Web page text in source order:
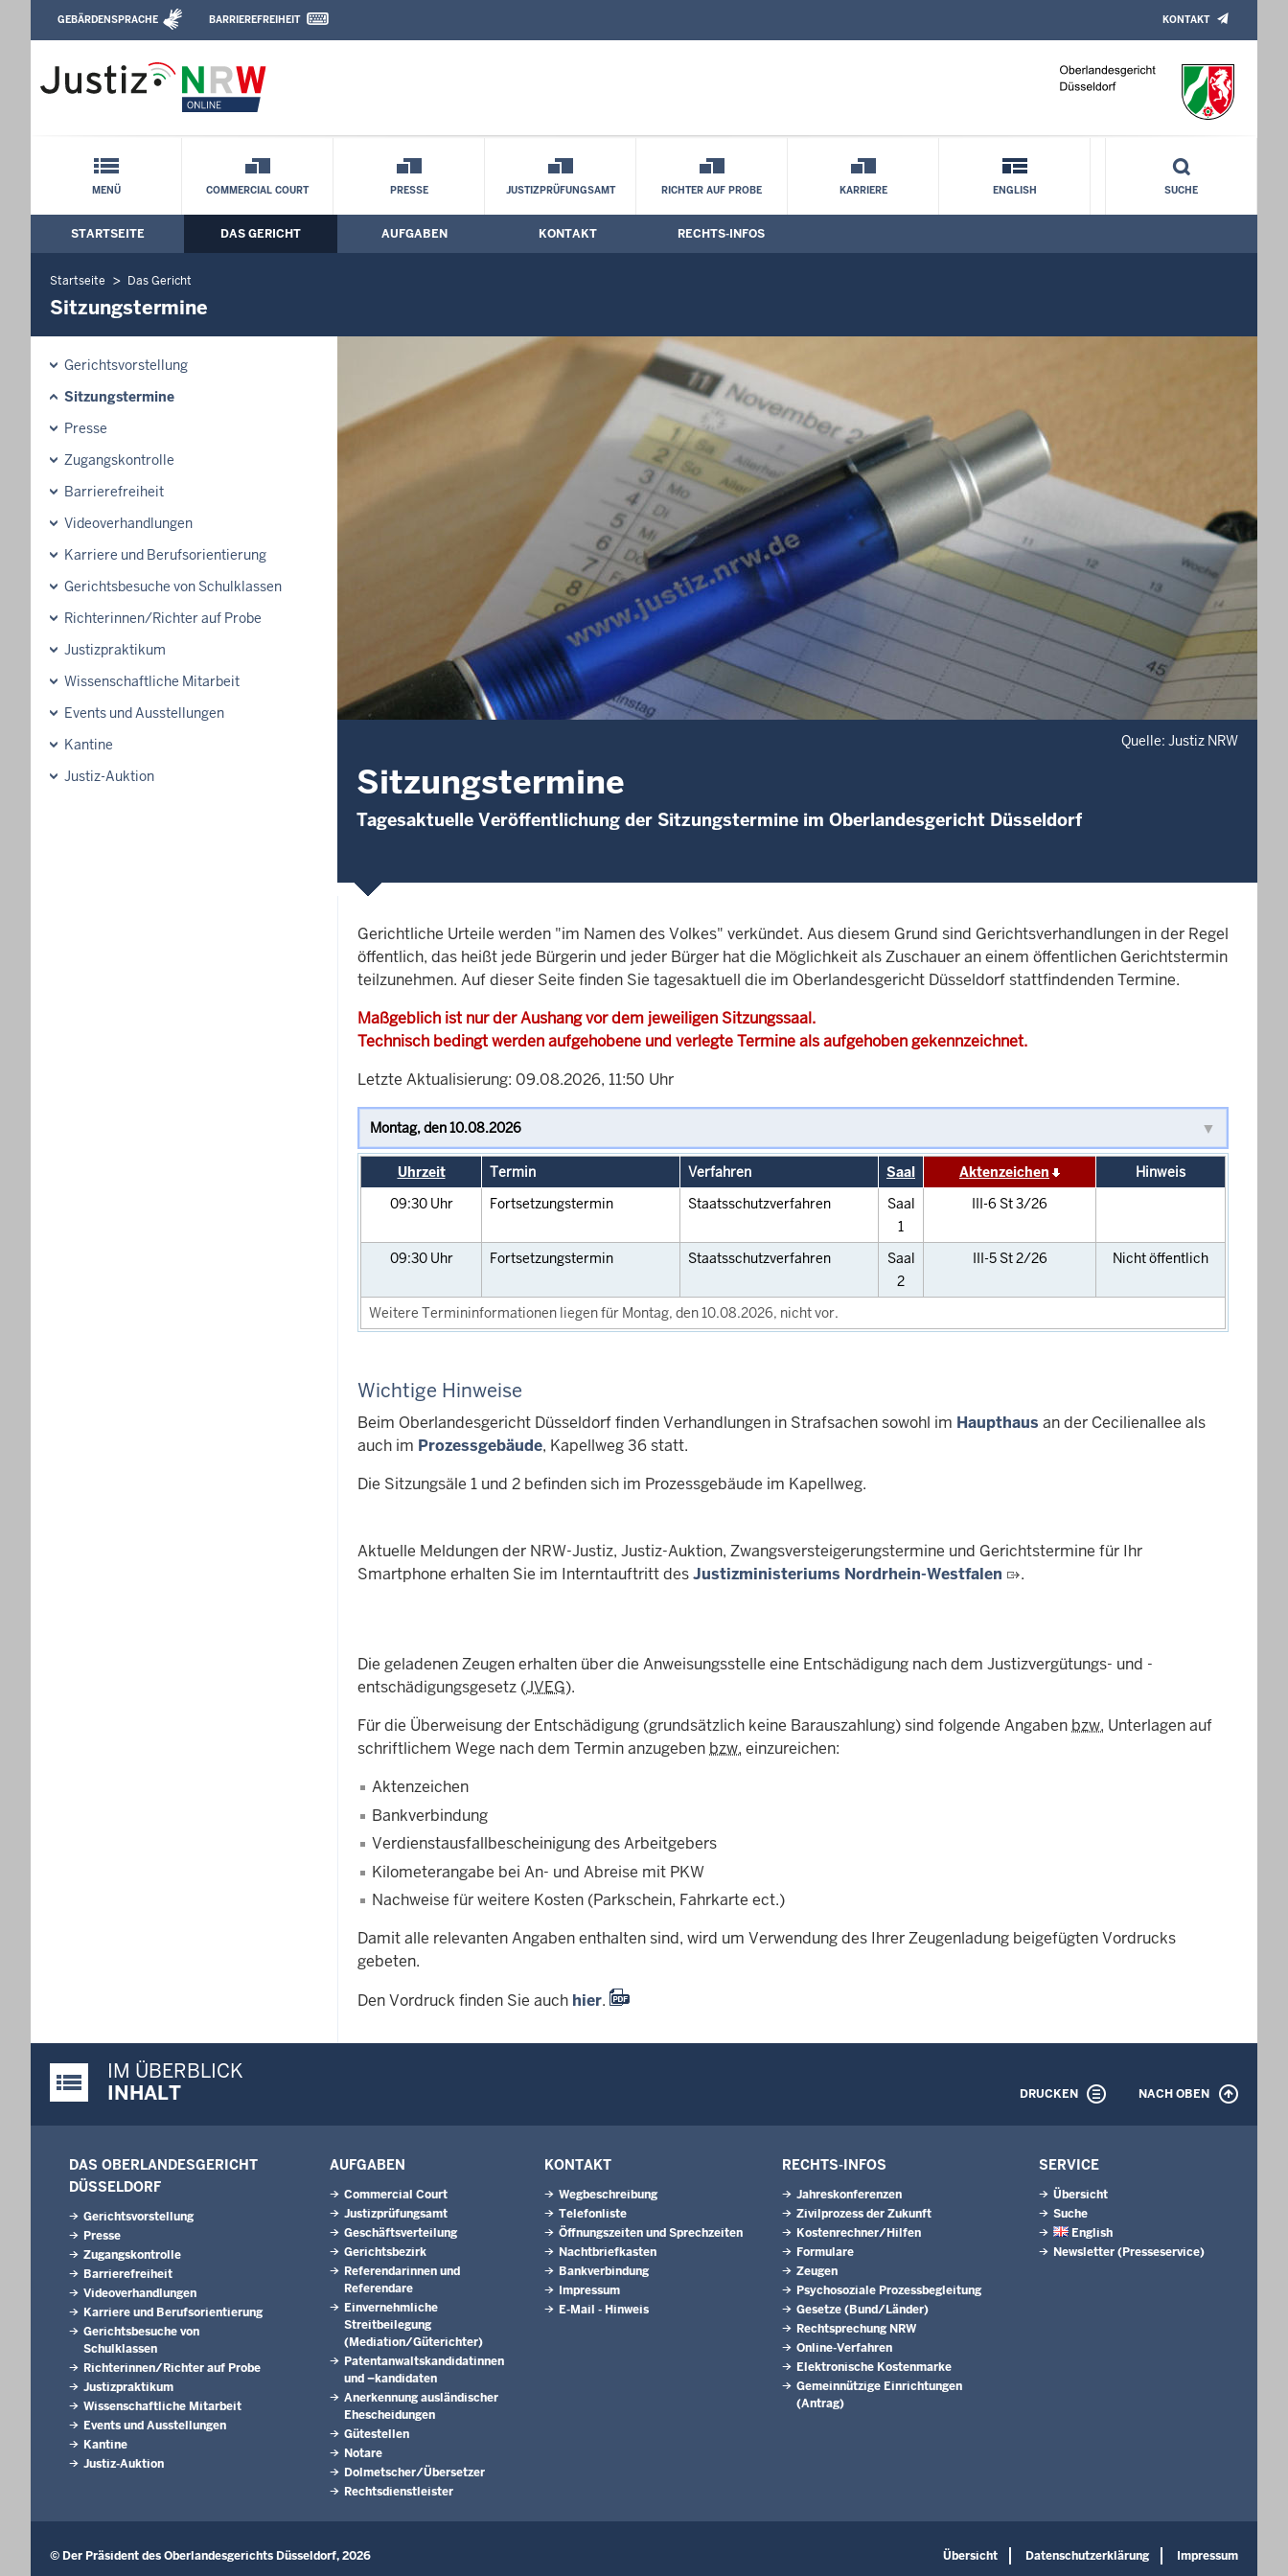
Oberlandesgericht Düsseldorf: Sitzungstermine
Direkt zum Inhalt
Leichte Sprache, Gebärdensprachenvideo und Kontaktformular
GEBÄRDENSPRACHE BARRIEREFREIHEIT KONTAKT
Schnellnavigation mit Volltext-Suche
MENÜ COMMERCIAL COURT PRESSE JUSTIZPRÜFUNGSAMT RICHTER AUF PROBE KARRIERE ENGLISH SUCHE
Hauptmenü: Hauptnavigation
STARTSEITE DAS GERICHT AUFGABEN KONTAKT RECHTS-INFOS
Startseite Das Gericht
Sitzungstermine
Gerichtsvorstellung
Sitzungstermine
Presse
Zugangskontrolle
Barrierefreiheit
Videoverhandlungen
Karriere und Berufsorientierung
Gerichtsbesuche von Schulklassen
Richterinnen/Richter auf Probe
Justizpraktikum
Wissenschaftliche Mitarbeit
Events und Ausstellungen
Kantine
Justiz-Auktion
Quelle: Justiz NRW
Sitzungstermine
Tagesaktuelle Veröffentlichung der Sitzungstermine im Oberlandesgericht Düsseldorf
Gerichtliche Urteile werden "im Namen des Volkes" verkündet. Aus diesem Grund sind Gerichtsverhandlungen in der Regel
öffentlich, das heißt jede Bürgerin und jeder Bürger hat die Möglichkeit als Zuschauer an einem öffentlichen Gerichtstermin
teilzunehmen. Auf dieser Seite finden Sie tagesaktuell die im Oberlandesgericht Düsseldorf stattfindenden Termine.
Maßgeblich ist nur der Aushang vor dem jeweiligen Sitzungssaal.
Technisch bedingt werden aufgehobene und verlegte Termine als aufgehoben gekennzeichnet.
Letzte Aktualisierung: 09.08.2026, 11:50 Uhr
Uhrzeit Termin Verfahren Saal Aktenzeichen
Hinweis
09:30 Uhr Fortsetzungstermin Staatsschutzverfahren
Saal
1
III-6 St 3/26
09:30 Uhr Fortsetzungstermin Staatsschutzverfahren
Saal
2
III-5 St 2/26 Nicht öffentlich
Weitere Termininformationen liegen für Montag, den 10.08.2026, nicht vor.
Wichtige Hinweise
Beim Oberlandesgericht Düsseldorf finden Verhandlungen in Strafsachen sowohl im Haupthaus an der Cecilienallee als
auch im Prozessgebäude, Kapellweg 36 statt.
Die Sitzungsäle 1 und 2 befinden sich im Prozessgebäude im Kapellweg.
Aktuelle Meldungen der NRW-Justiz, Justiz-Auktion, Zwangsversteigerungstermine und Gerichtstermine für Ihr
Smartphone erhalten Sie im Interntauftritt desJustizministeriums Nordrhein-Westfalen .
Die geladenen Zeugen erhalten über die Anweisungsstelle eine Entschädigung nach dem Justizvergütungs- und -
entschädigungsgesetz (JVEG).
Für die Überweisung der Entschädigung (grundsätzlich keine Barauszahlung) sind folgende Angaben bzw. Unterlagen auf
schriftlichem Wege nach dem Termin anzugeben bzw. einzureichen:
Aktenzeichen
Bankverbindung
Verdienstausfallbescheinigung des Arbeitgebers
Kilometerangabe bei An- und Abreise mit PKW
Nachweise für weitere Kosten (Parkschein, Fahrkarte ect.)
Damit alle relevanten Angaben enthalten sind, wird um Verwendung des Ihrer Zeugenladung beigefügten Vordrucks
gebeten.
Den Vordruck finden Sie auch hier.
Justiz-Portal im Überblick:
IM ÜBERBLICK
INHALT
DRUCKEN NACH OBEN
DAS OBERLANDESGERICHT
DÜSSELDORF
Gerichtsvorstellung
Presse
Zugangskontrolle
Barrierefreiheit
Videoverhandlungen
Karriere und Berufsorientierung
Gerichtsbesuche von
Schulklassen
Richterinnen/Richter auf Probe
Justizpraktikum
Wissenschaftliche Mitarbeit
Events und Ausstellungen
Kantine
Justiz-Auktion
AUFGABEN
Commercial Court
Justizprüfungsamt
Geschäftsverteilung
Gerichtsbezirk
Referendarinnen und
Referendare
Einvernehmliche
Streitbeilegung
(Mediation/Güterichter)
Patentanwaltskandidatinnen
und –kandidaten
Anerkennung ausländischer
Ehescheidungen
Gütestellen
Notare
Dolmetscher/Übersetzer
Rechtsdienstleister
KONTAKT
Wegbeschreibung
Telefonliste
Öffnungszeiten und Sprechzeiten
Nachtbriefkasten
Bankverbindung
Impressum
E-Mail - Hinweis
RECHTS-INFOS
Jahreskonferenzen
Zivilprozess der Zukunft
Kostenrechner/Hilfen
Formulare
Zeugen
Psychosoziale Prozessbegleitung
Gesetze (Bund/Länder)
Rechtsprechung NRW
Online-Verfahren
Elektronische Kostenmarke
Gemeinnützige Einrichtungen
(Antrag)
SERVICE
Übersicht
Suche
English
Newsletter (Presseservice)
Übersicht Datenschutzerklärung Impressum
© Der Präsident des Oberlandesgerichts Düsseldorf, 2026